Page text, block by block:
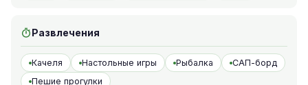
Развлечения
Качеля Настольные игры Рыбалка
САП-борд
Пешие прогулки